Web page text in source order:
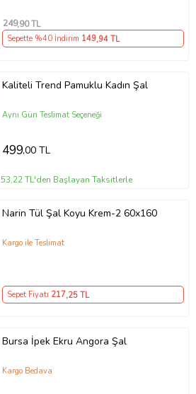
249,90 TL
Sepette %40 İndirim 149,94 TL
Kaliteli Trend Pamuklu Kadın Şal
Aynı Gün Teslimat Seçeneği
499,00 TL
53,22 TL'den Başlayan Taksitlerle
Narin Tül Şal Koyu Krem-2 60x160
Kargo ile Teslimat
Sepet Fiyatı 217,25 TL
Bursa İpek Ekru Angora Şal
Kargo Bedava